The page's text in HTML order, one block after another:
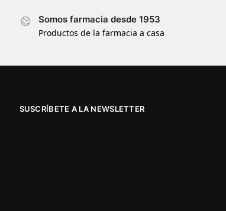
Somos farmacia desde 1953
Productos de la farmacia a casa
SUSCRÍBETE A LA NEWSLETTER